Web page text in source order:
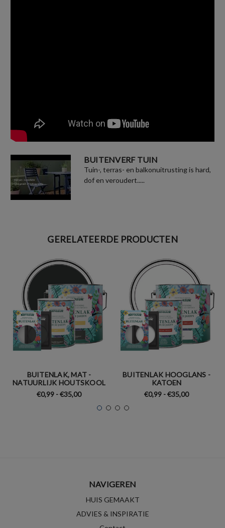
BUITENVERF TUIN
Tuin-, terras- en balkonuitrusting is hard,
dof en veroudert.....
GERELATEERDE PRODUCTEN
BUITENLAK, MAT -
NATUURLIJK HOUTSKOOL
€0,99 - €35,00
BUITENLAK HOOGLANS -
KATOEN
€0,99 - €35,00
NAVIGEREN
HUIS GEMAAKT
ADVIES & INSPIRATIE